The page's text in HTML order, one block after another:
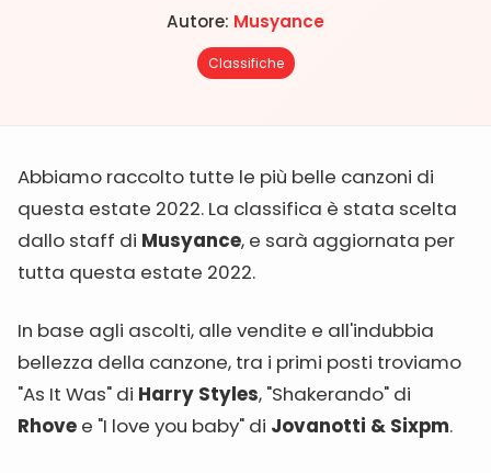
Autore: Musyance
Classifiche
Abbiamo raccolto tutte le più belle canzoni di
questa estate 2022. La classifica è stata scelta
dallo staff di Musyance, e sarà aggiornata per
tutta questa estate 2022.
In base agli ascolti, alle vendite e all'indubbia
bellezza della canzone, tra i primi posti troviamo
"As It Was" di Harry Styles, "Shakerando" di
Rhove e "I love you baby" di Jovanotti & Sixpm.